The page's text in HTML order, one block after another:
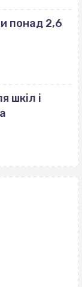
понад 2,6
шкіл і